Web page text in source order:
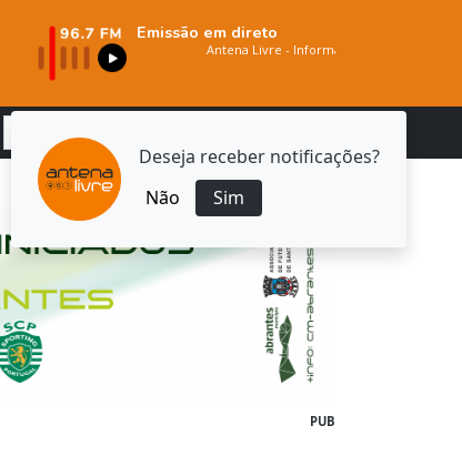
Deseja receber notificações?
Não
Sim
Emissão em direto
PUB